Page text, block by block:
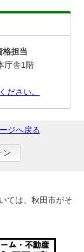
担当
庁舎1階
ださい。
ジへ戻る
ン
ては、秋田市がそ